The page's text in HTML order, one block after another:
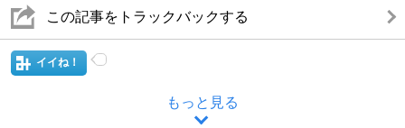
この記事をトラックバックする
イイね！
もっと見る